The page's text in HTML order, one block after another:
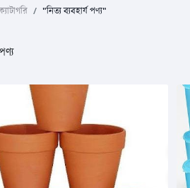
"নিত্য ব্যবহার্য পণ্য"